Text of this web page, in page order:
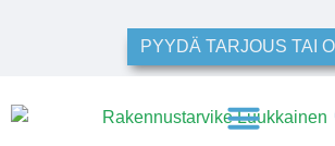
PYYDÄ TARJOUS TAI